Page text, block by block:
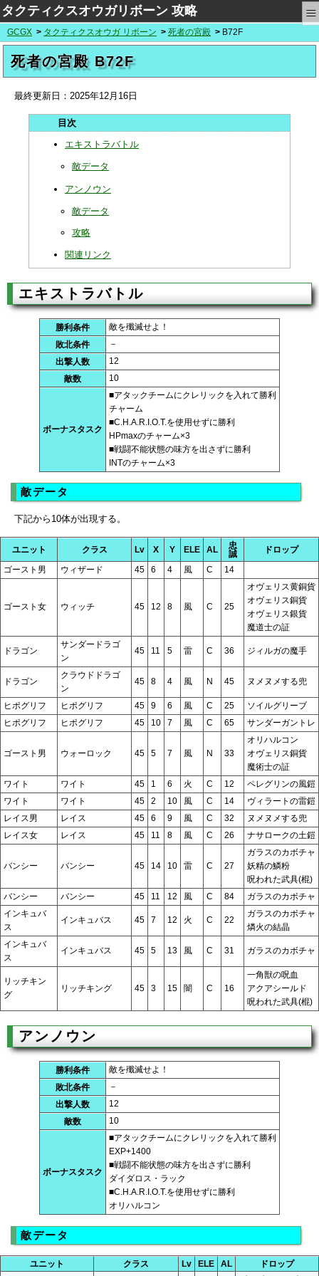
タクティクスオウガリボーン 攻略 ≡
GCGX タクティクスオウガ リボーン 死者の宮殿 B72F
死者の宮殿 B72F
最終更新日： 2025年12月16日
エキストラバトル
敵データ
アンノウン
敵データ
攻略
関連リンク
エキストラバトル
勝利条件
敵を殲滅せよ！
敗北条件
－
出撃人数
12
敵数
10
ボーナスタスク
■アタックチームにクレリックを入れて勝利
チャーム
■C.H.A.R.I.O.T.を使用せずに勝利
HPmaxのチャーム×3
■戦闘不能状態の味方を出さずに勝利
INTのチャーム×3
敵データ
下記から10体が出現する。
ユニット クラス Lv X Y ELE AL
忠
誠
ドロップ
ゴースト男
ウィザード 45 6 4 風 C 14
ゴースト女 ウィッチ 45 12 8 風 C 25
オヴェリス黄銅貨
オヴェリス銅貨
オヴェリス銀貨
魔道士の証
ドラゴン
サンダードラゴ
ン
45 11 5 雷 C 36 ジィルガの魔手
ドラゴン
クラウドドラゴ
ン
45 8 4 風 N 45 ヌメヌメする兜
ヒポグリフ ヒポグリフ 45 9 6 風 C 25
ソイルグリーブ
ヒポグリフ
ヒポグリフ 45 10 7 風 C 65 サンダーガントレ
ゴースト男 ウォーロック 45 5 7 風 N 33
オリハルコン
オヴェリス銅貨
魔術士の証
ワイト
ワイト 45 1 6 火 C 12
ペレグリンの風鎧
ワイト
ワイト 45 2 10 風 C 14
ヴィラートの雷鎧
レイス男
レイス 45 6 9 風 C 32
ヌメヌメする兜
レイス女
レイス 45 11 8 風 C 26 ナサロークの土鎧
バンシー バンシー 45 14 10 雷 C 27
ガラスのカボチャ
妖精の鱗粉
呪われた武具(棍)
バンシー
バンシー 45 11 12 風 C 84
ガラスのカボチャ
インキュバ
ス
インキュバス 45 7 12 火 C 22
ガラスのカボチャ
燐火の結晶
インキュバ
ス
インキュバス 45 5 13 風 C 31 ガラスのカボチャ
リッチキン
グ
リッチキング 45 3 15 闇 C 16
一角獣の呪血
アクアシールド
呪われた武具(棍)
アンノウン
勝利条件
敵を殲滅せよ！
敗北条件
－
出撃人数
12
敵数
10
ボーナスタスク
■アタックチームにクレリックを入れて勝利
EXP+1400
■戦闘不能状態の味方を出さずに勝利
ダイダロス・ラック
■C.H.A.R.I.O.T.を使用せずに勝利
オリハルコン
敵データ
ユニット クラス Lv ELE AL
ドロップ